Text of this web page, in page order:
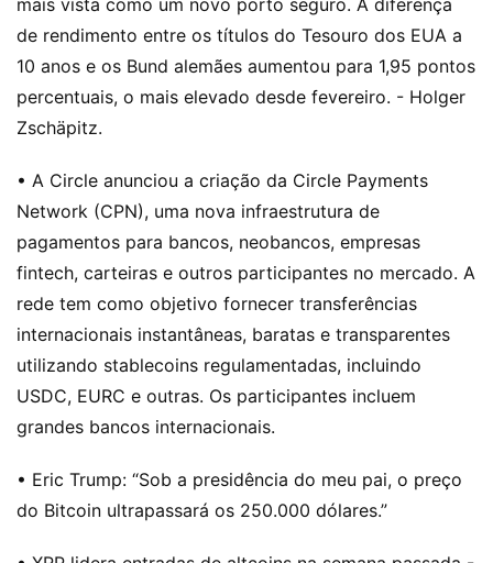
de rendimento entre os títulos do Tesouro dos EUA a
10 anos e os Bund alemães aumentou para 1,95 pontos
percentuais, o mais elevado desde fevereiro. - Holger
Zschäpitz.
• A Circle anunciou a criação da Circle Payments
Network (CPN), uma nova infraestrutura de
pagamentos para bancos, neobancos, empresas
fintech, carteiras e outros participantes no mercado. A
rede tem como objetivo fornecer transferências
internacionais instantâneas, baratas e transparentes
utilizando stablecoins regulamentadas, incluindo
USDC, EURC e outras. Os participantes incluem
grandes bancos internacionais.
• Eric Trump: “Sob a presidência do meu pai, o preço
do Bitcoin ultrapassará os 250.000 dólares.”